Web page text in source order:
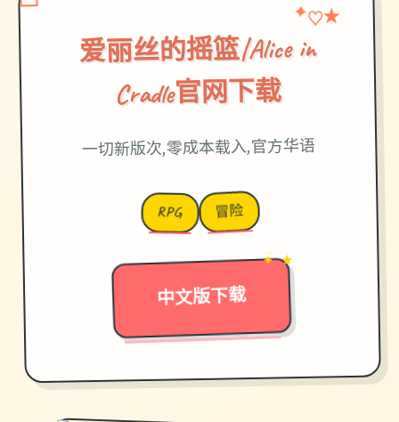
爱丽丝的摇篮|Alice in
Cradle官网下载
✦♡★
一切新版次,零成本载入,官方华语
RPG 冒险
中文版下载
→
✦ ★